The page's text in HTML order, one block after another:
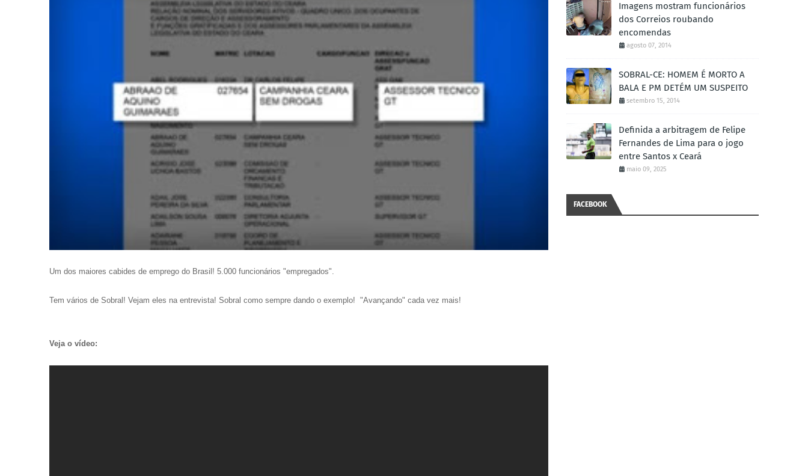
Um dos maiores cabides de emprego do Brasil! 5.000 funcionários "empregados".
Tem vários de Sobral! Vejam eles na entrevista! Sobral como sempre dando o exemplo! "Avançando" cada vez mais!
Veja o vídeo:
Imagens mostram funcionários
dos Correios roubando
encomendas
agosto 07, 2014
SOBRAL-CE: HOMEM É MORTO A
BALA E PM DETÉM UM SUSPEITO
setembro 15, 2014
Definida a arbitragem de Felipe
Fernandes de Lima para o jogo
entre Santos x Ceará
maio 09, 2025
FACEBOOK